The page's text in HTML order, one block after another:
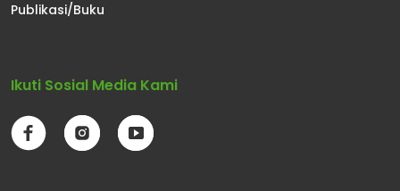
Publikasi/Buku
Ikuti Sosial Media Kami